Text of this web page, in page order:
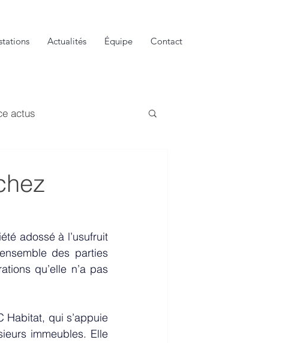
Actualités Équipe Contact
actus
adossé à l’usufruit
des parties
qu’elle n’a pas
Habitat, qui s’appuie
immeubles. Elle